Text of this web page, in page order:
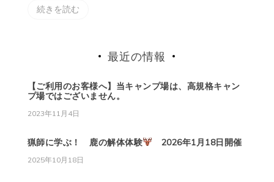
続きを読む
最近の情報
【ご利用のお客様へ】当キャンプ場は、高規格キャン
プ場ではございません。
2023年11月4日
猟師に学ぶ！ 鹿の解体体験 2026年1月18日開催
2025年10月18日